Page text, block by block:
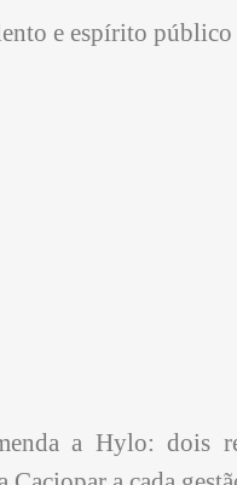
e espírito
a Hylo: dois